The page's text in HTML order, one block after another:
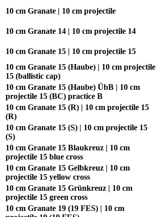
10 cm Granate | 10 cm projectile
10 cm Granate 14 | 10 cm projectile 14
10 cm Granate 15 | 10 cm projectile 15
10 cm Granate 15 (Haube) | 10 cm projectile
15 (ballistic cap)
10 cm Granate 15 (Haube) ÜbB | 10 cm
projectile 15 (BC) practice B
10 cm Granate 15 (R) | 10 cm projectile 15
(R)
10 cm Granate 15 (S) | 10 cm projectile 15
(S)
10 cm Granate 15 Blaukreuz | 10 cm
projectile 15 blue cross
10 cm Granate 15 Gelbkreuz | 10 cm
projectile 15 yellow cross
10 cm Granate 15 Grünkreuz | 10 cm
projectile 15 green cross
10 cm Granate 19 (19 FES) | 10 cm